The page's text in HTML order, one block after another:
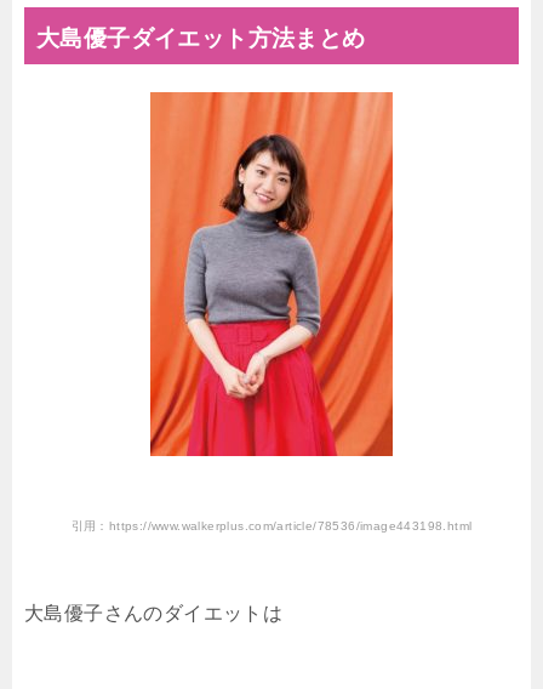
大島優子ダイエット方法まとめ
引用：https://www.walkerplus.com/article/78536/image443198.html
大島優子さんのダイエットは